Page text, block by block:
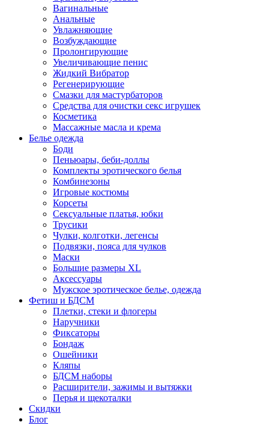
Вагинальные
Анальные
Увлажняющие
Возбуждающие
Пролонгирующие
Увеличивающие пенис
Жидкий Вибратор
Регенерирующие
Смазки для мастурбаторов
Средства для очистки секс игрушек
Косметика
Массажные масла и крема
Белье одежда
Боди
Пеньюары, беби-доллы
Комплекты эротического белья
Комбинезоны
Игровые костюмы
Корсеты
Сексуальные платья, юбки
Трусики
Чулки, колготки, легенсы
Подвязки, пояса для чулков
Маски
Большие размеры XL
Аксессуары
Мужское эротическое белье, одежда
Фетиш и БДСМ
Плетки, стеки и флогеры
Наручники
Фиксаторы
Бондаж
Ошейники
Кляпы
БДСМ наборы
Расширители, зажимы и вытяжки
Перья и щекоталки
Скидки
Блог